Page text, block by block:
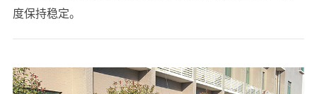
度保持稳定。